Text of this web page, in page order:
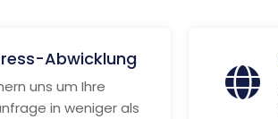
Abwicklung
uns um Ihre
in weniger als